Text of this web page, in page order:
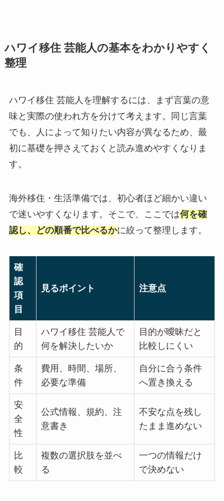
ハワイ移住 芸能人の基本をわかりやすく
整理
ハワイ移住 芸能人を理解するには、まず言葉の意
味と実際の使われ方を分けて考えます。同じ言葉
でも、人によって知りたい内容が異なるため、最
初に基礎を押さえておくと読み進めやすくなりま
す。
海外移住・生活準備では、初心者ほど細かい違い
で迷いやすくなります。そこで、ここでは何を確
認し、どの順番で比べるかに絞って整理します。
確
認
項
目
見るポイント 注意点
目
的
ハワイ移住 芸能人で
何を解決したいか
目的が曖昧だと
比較しにくい
条
件
費用、時間、場所、
必要な準備
自分に合う条件
へ置き換える
安
全
性
公式情報、規約、注
意書き
不安な点を残し
たまま進めない
比
較
複数の選択肢を並べ
る
一つの情報だけ
で決めない